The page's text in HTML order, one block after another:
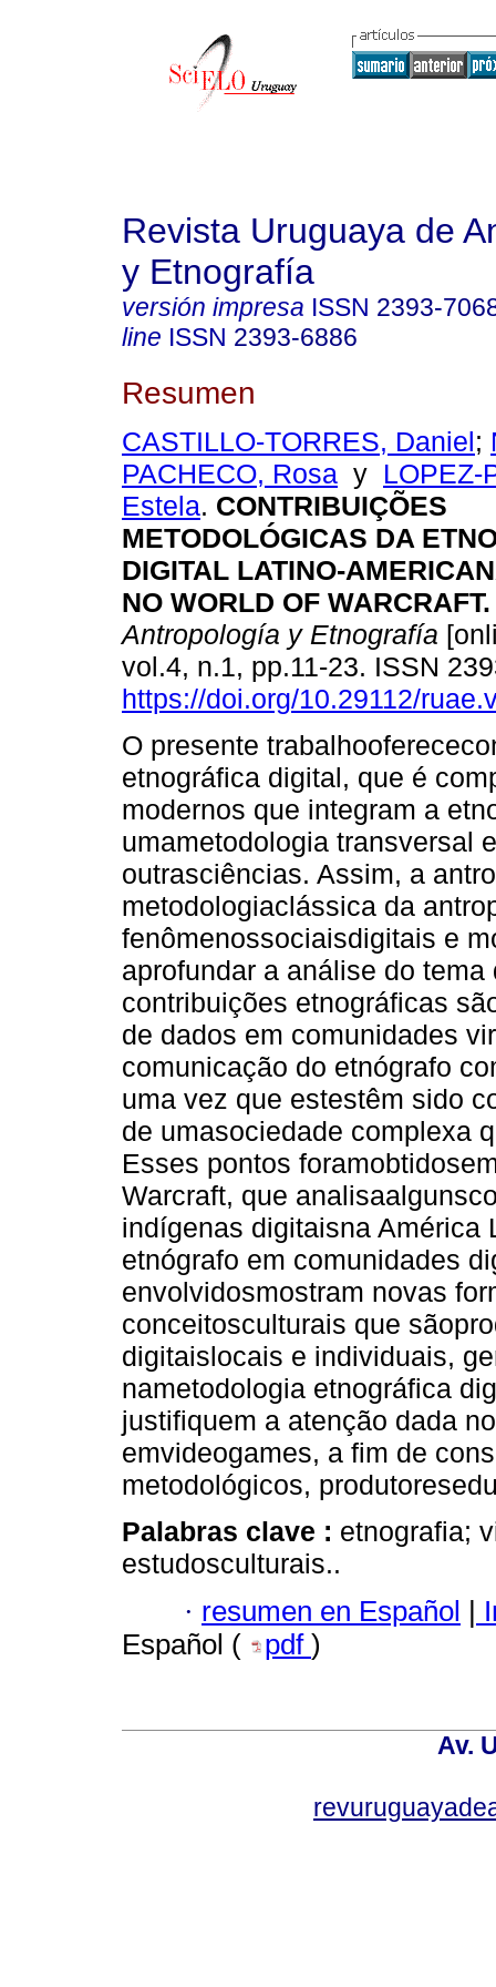
Revista Uruguaya de
y Etnografía
versión impresa ISSN 2393-
line ISSN 2393-6886
Resumen
CASTILLO-TORRES, Daniel;
PACHECO, Rosa y LOPEZ-
Estela. CONTRIBUIÇÕES
METODOLÓGICAS DA
DIGITAL LATINO-
NO WORLD OF WARCRAFT.
Antropología y Etnografía
vol.4, n.1, pp.11-23. ISSN
https://doi.org/10.29112/
O presente
etnográfica digital, que é
modernos que integram a
umametodologia transversal
outrasciências. Assim, a
metodologiaclássica da
fenômenossociaisdigitais e
aprofundar a análise do
contribuições etnográficas
de dados em comunidades
comunicação do etnógrafo
uma vez que estestêm sido
de umasociedade complexa
Esses pontos
Warcraft, que
indígenas digitaisna América
etnógrafo em comunidades
envolvidosmostram novas
conceitosculturais que
digitaislocais e individuais,
nametodologia etnográfica
justifiquem a atenção dada
emvideogames, a fim de
metodológicos,
Palabras clave : etnografia;
estudosculturais..
· resumen en Español |
Español (
pdf )
Av.